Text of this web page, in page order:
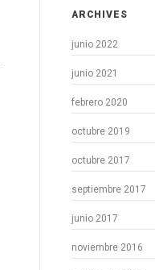
ARCHIVES
junio 2022
junio 2021
febrero 2020
octubre 2019
octubre 2017
septiembre 2017
junio 2017
noviembre 2016